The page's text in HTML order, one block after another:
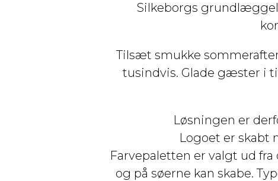
Silkeborgs
Tilsæt smukke
tusindvis. Glade gæster i
Løsningen er
Logoet er skabt
Farvepaletten er valgt ud
og på søerne kan skabe.